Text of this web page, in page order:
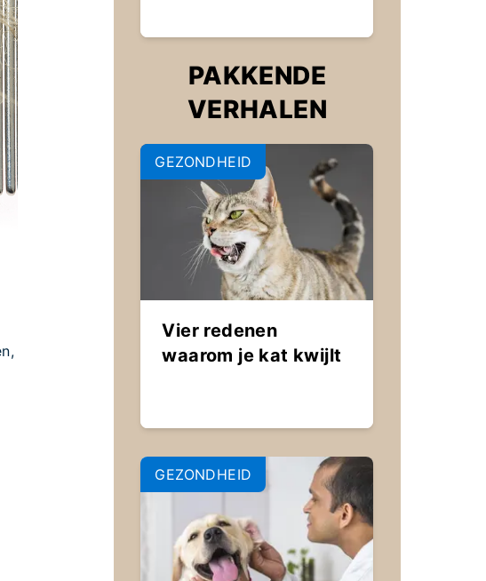
PAKKENDE
VERHALEN
GEZONDHEID
Vier redenen
waarom je kat kwijlt
GEZONDHEID